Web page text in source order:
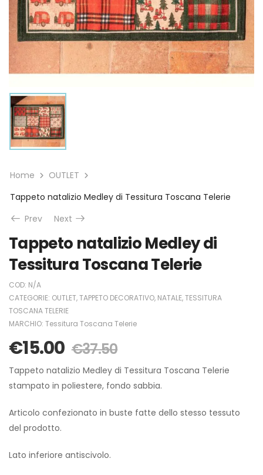
Home
OUTLET
Tappeto natalizio Medley di Tessitura Toscana Telerie
Prev
Next
Tappeto natalizio Medley di
Tessitura Toscana Telerie
COD: N/A
CATEGORIE: OUTLET,TAPPETO DECORATIVO, NATALE,TESSITURA
TOSCANA TELERIE
MARCHIO: Tessitura Toscana Telerie
€15.00 €37.50
Tappeto natalizio Medley di Tessitura Toscana Telerie
stampato in poliestere, fondo sabbia.
Articolo confezionato in buste fatte dello stesso tessuto
del prodotto.
Lato inferiore antiscivolo.